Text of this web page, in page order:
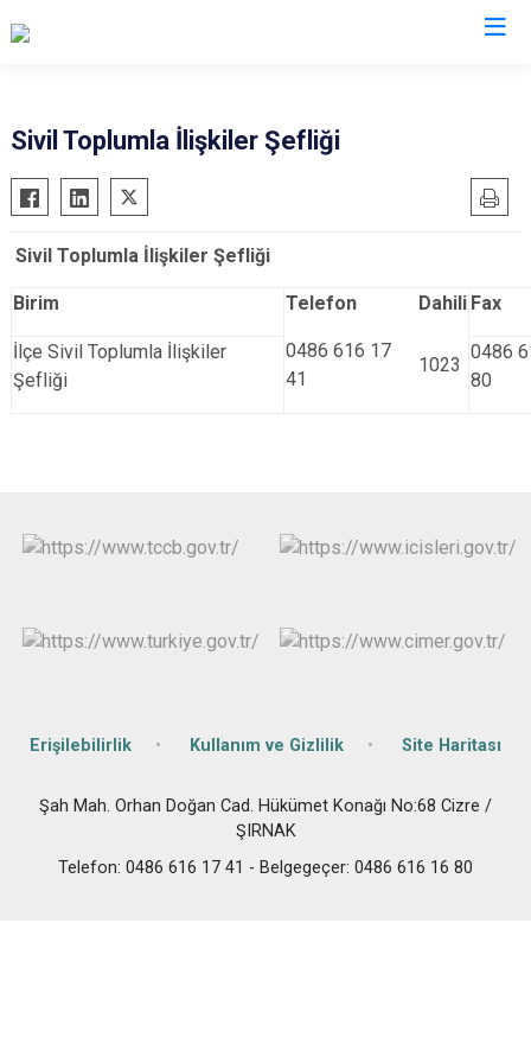
Beytüşşebap
Cizre
Güçlükonak
İdil
Uludere
Sivil Toplumla İlişkiler Şefliği
Sivil Toplumla İlişkiler Şefliği
Birim Telefon Dahili Fax
İlçe Sivil Toplumla İlişkiler
Şefliği
0486 616 17
41
1023
0486
80
Erişilebilirlik Kullanım ve Gizlilik Site Haritası
Şah Mah. Orhan Doğan Cad. Hükümet Konağı No:68 Cizre /
ŞIRNAK
Telefon: 0486 616 17 41 - Belgegeçer: 0486 616 16 80